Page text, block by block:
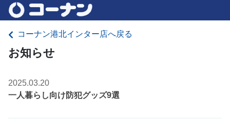
コーナン港北インター店へ戻る
お知らせ
2025.03.20
一人暮らし向け防犯グッズ9選